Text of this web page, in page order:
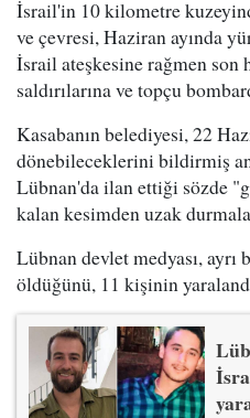
İsrail'in 10 kilometre
ve çevresi, Haziran ayında
İsrail ateşkesine rağmen son
saldırılarına ve topçu
Kasabanın belediyesi, 22
dönebileceklerini bildirmiş
Lübnan'da ilan ettiği sözde
kalan kesimden uzak
Lübnan devlet medyası, ayrı
öldüğünü, 11 kişinin